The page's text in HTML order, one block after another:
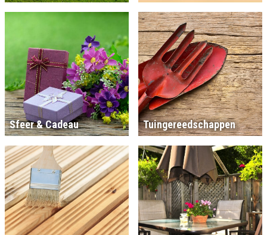
Sfeer & Cadeau Tuingereedschappen